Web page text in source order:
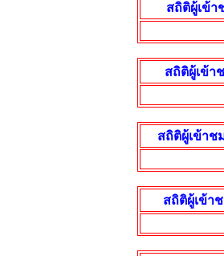
สถิติผู้เข้า
สถิติผู้เข้า
สถิติผู้เข้าช
สถิติผู้เข้า